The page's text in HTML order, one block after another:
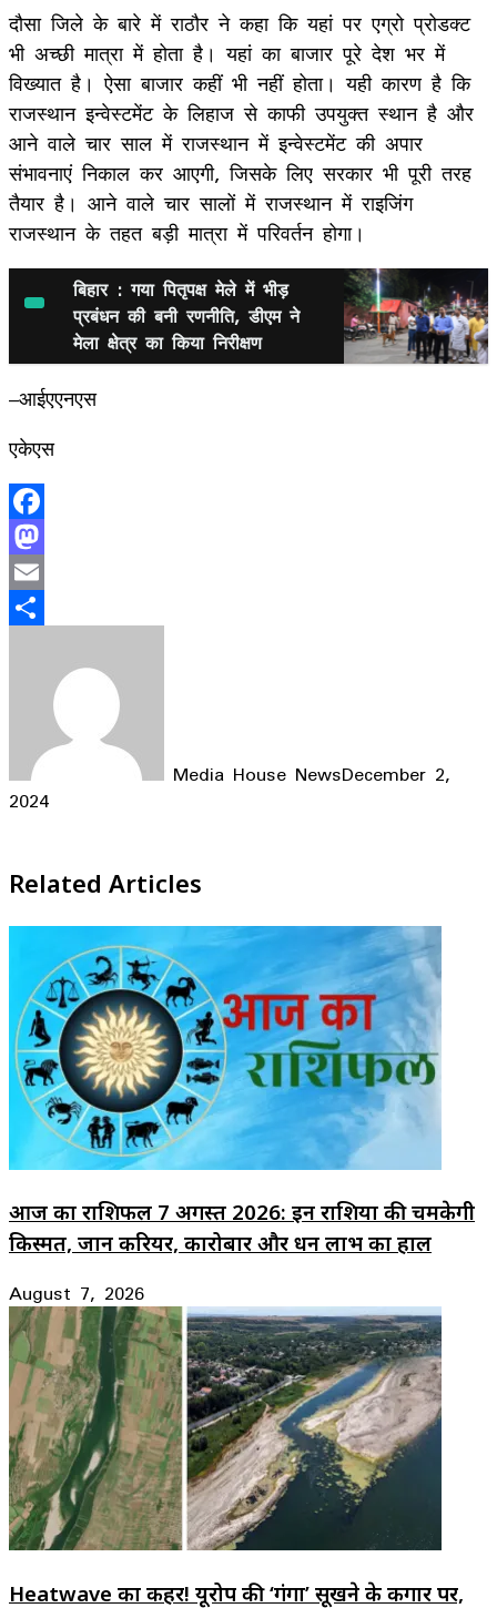
दौसा जिले के बारे में राठौर ने कहा कि यहां पर एग्रो प्रोडक्ट
भी अच्छी मात्रा में होता है। यहां का बाजार पूरे देश भर में
विख्यात है। ऐसा बाजार कहीं भी नहीं होता। यही कारण है कि
राजस्थान इन्वेस्टमेंट के लिहाज से काफी उपयुक्त स्थान है और
आने वाले चार साल में राजस्थान में इन्वेस्टमेंट की अपार
संभावनाएं निकाल कर आएगी, जिसके लिए सरकार भी पूरी तरह
तैयार है। आने वाले चार सालों में राजस्थान में राइजिंग
राजस्थान के तहत बड़ी मात्रा में परिवर्तन होगा।
बिहार : गया पितृपक्ष मेले में भीड़
प्रबंधन की बनी रणनीति, डीएम ने
मेला क्षेत्र का किया निरीक्षण
–आईएएनएस
एकेएस
Facebook
Mastodon
Email
Media House NewsDecember 2,
2024
Related Articles
आज का राशिफल 7 अगस्त 2026: इन राशियों की चमकेगी
किस्मत, जानें करियर, कारोबार और धन लाभ का हाल
August 7, 2026
Heatwave का कहर! यूरोप की ‘गंगा’ सूखने के कगार पर,